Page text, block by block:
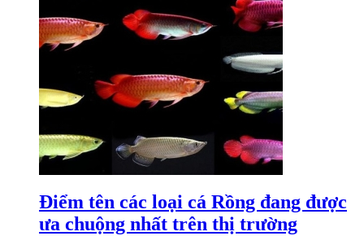
Điểm tên các loại cá Rồng đang được
ưa chuộng nhất trên thị trường